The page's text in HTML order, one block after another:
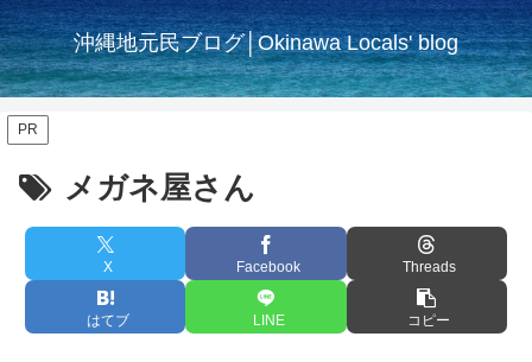
沖縄地元民ブログ│Okinawa Locals' blog
PR
メガネ屋さん
X Facebook Threads
はてブ LINE コピー